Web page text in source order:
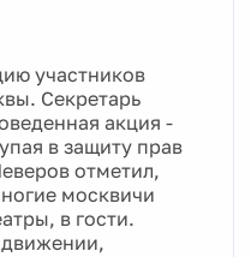
участников
Секретарь
акция -
в защиту прав
отметил,
москвичи
в гости.